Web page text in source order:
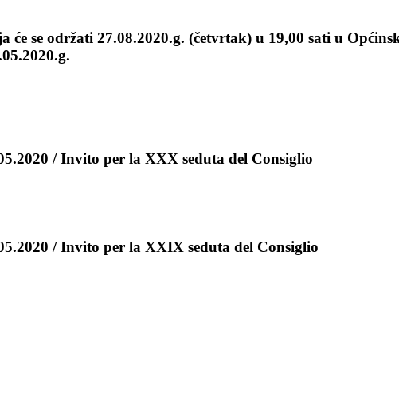
se održati 27.08.2020.g. (četvrtak) u 19,00 sati u
/ Invito per la XXX seduta del Consiglio
/ Invito per la XXIX seduta del Consiglio